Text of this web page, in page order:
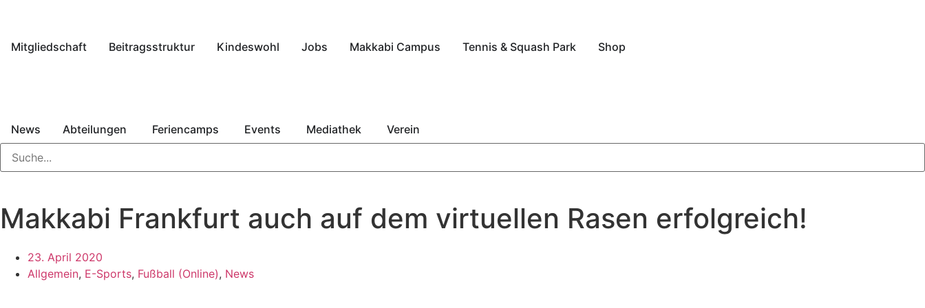
Mitgliedschaft Beitragsstruktur Kindeswohl Jobs Makkabi Campus Tennis & Squash Park Shop
News Abteilungen Feriencamps Events Mediathek Verein
Makkabi Frankfurt auch auf dem virtuellen Rasen erfolgreich!
23. April 2020
Allgemein, E-Sports, Fußball (Online), News